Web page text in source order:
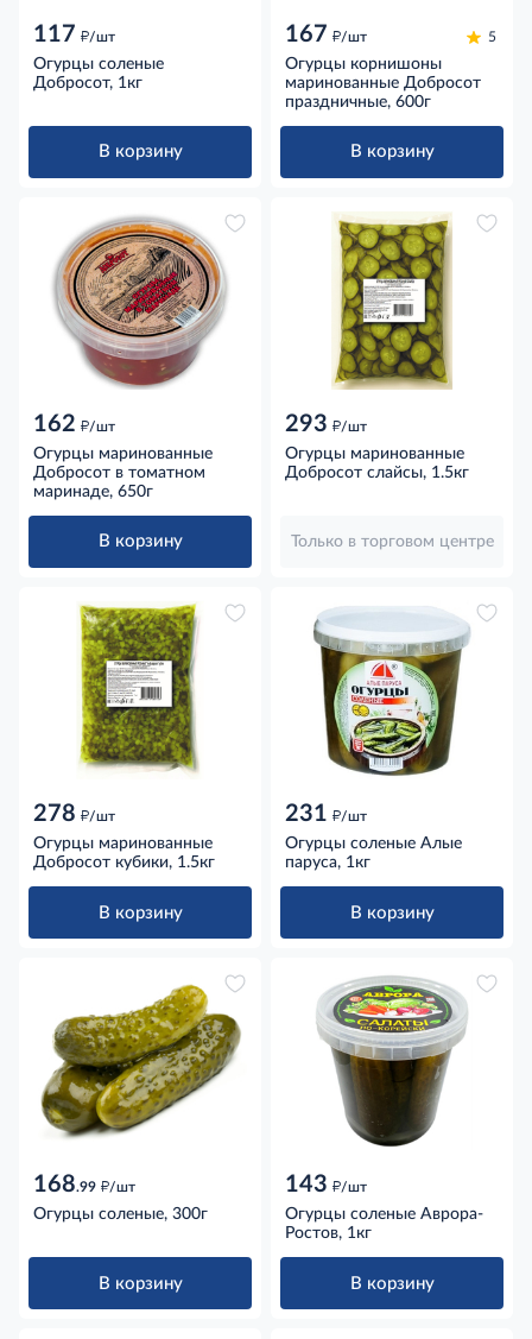
117 д/шт
Огурцы соленые
Добросот, 1кг
В корзину
167 д/шт 5
Огурцы корнишоны
маринованные Добросот
праздничные, 600г
В корзину
162 д/шт
Огурцы маринованные
Добросот в томатном
маринаде, 650г
В корзину
293 д/шт
Огурцы маринованные
Добросот слайсы, 1.5кг
Только в торговом центре
278 д/шт
Огурцы маринованные
Добросот кубики, 1.5кг
В корзину
231 д/шт
Огурцы соленые Алые
паруса, 1кг
В корзину
168.99 д/шт
Огурцы соленые, 300г
В корзину
143 д/шт
Огурцы соленые Аврора-
Ростов, 1кг
В корзину